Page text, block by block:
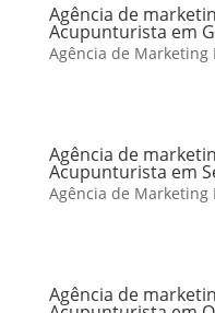
Agência de
Acupunturista em
Agência de Marketing
Agência de
Acupunturista em
Agência de Marketing
Agência de